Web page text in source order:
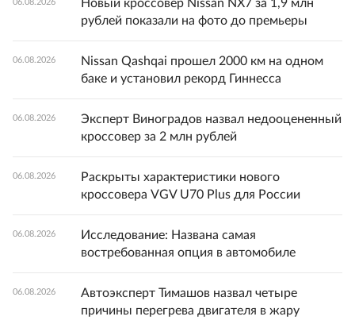
06.08.2026
Новый кроссовер Nissan NX7 за 1,9 млн
рублей показали на фото до премьеры
06.08.2026
Nissan Qashqai прошел 2000 км на одном
баке и установил рекорд Гиннесса
06.08.2026
Эксперт Виноградов назвал недооцененный
кроссовер за 2 млн рублей
06.08.2026
Раскрыты характеристики нового
кроссовера VGV U70 Plus для России
06.08.2026
Исследование: Названа самая
востребованная опция в автомобиле
06.08.2026
Автоэксперт Тимашов назвал четыре
причины перегрева двигателя в жару